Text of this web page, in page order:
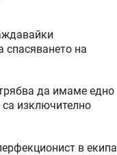
спасяването на
да имаме едно
изключително
в екипа